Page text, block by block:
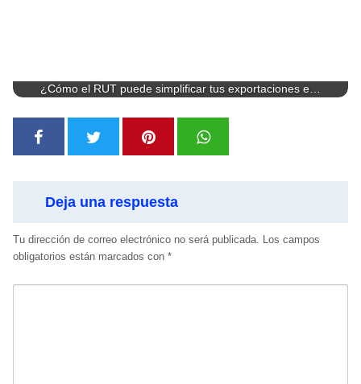
¿Cómo el RUT puede simplificar tus exportaciones e…
Deja una respuesta
Tu dirección de correo electrónico no será publicada. Los campos
obligatorios están marcados con *